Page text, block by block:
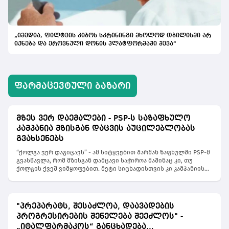
„იმედია, ფილტვის კიბოს სკრინინგი მხოლოდ თბილისში არ
იქნება და ეროვნული დონის პლატფორმაში შევა“
ᲤᲐᲠᲛᲐᲪᲔᲕᲢᲣᲚᲘ ᲑᲐᲖᲐᲠᲘ
მზეს ვერ დაემალები - PSP-ს საზაფხულო
კამპანია მზისგან დაცვის აუცილებლობას
გვახსენებს
“ქოლგა ვერ დაგიცავს” - ამ სიტყვებით შარშან ზაფხულში PSP-მ
გვასწავლა, რომ მზისგან დამცავი საჭიროა მაშინაც კი, თუ
ქოლგის ქვეშ ვიმყოფებით. მეტი სიცხადისთვის კი კამპანიის
მთავარი სათქმელი, რომ “უსაფრთხო რუჯი არ არსებობს”. თუ
შარშან ბრენდმა გავრცელებულ მითებს სანაპიროზე
გამოუცხადა ბრძოლა, წელს ტერიტორია გააფართოვა და
გზავნილს ავრცელებს ყველგან, სადაც მზეა. აღმოჩნდა, რომ
"პრეპარატს, შესაძლოა, დაავადების
პროგრესირების შენელება შეეძლოს" -
„იტალფარმაკოს“ განცხადება